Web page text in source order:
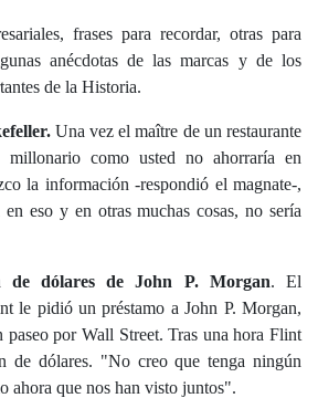
frases para recordar, otras para
anécdotas de las marcas y de los
de la Historia.
Una vez el maître de un restaurante
como usted no ahorraría en
la información -respondió el magnate-,
eso y en otras muchas cosas, no sería
de dólares de John P. Morgan. El
le pidió un préstamo a John P. Morgan,
por Wall Street. Tras una hora Flint
de dólares. "No creo que tenga ningún
ahora que nos han visto juntos".